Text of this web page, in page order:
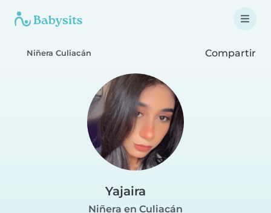
Niñera Culiacán Compartir
Yajaira
Niñera en Culiacán